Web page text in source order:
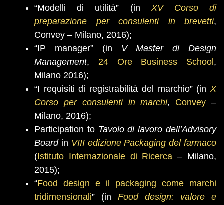
“Modelli di utilità” (in XV Corso di
preparazione per consulenti in brevetti,
Convey – Milano, 2016);
“IP manager” (in V Master di Design
Management, 24 Ore Business School ,
Milano 2016);
“I requisiti di registrabilità del marchio” (in X
Corso per consulenti in marchi, Convey –
Milano, 2016);
Participation to Tavolo di lavoro dell’Advisory
Board in VIII edizione Packaging del farmaco
(Istituto Internazionale di Ricerca – Milano,
2015);
“Food design e il packaging come marchi
tridimensionali” (in Food design: valore e